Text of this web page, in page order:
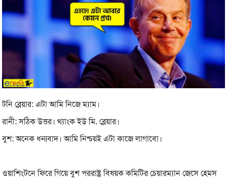
টনি ব্লেয়ার: এটা আমি নিজে ম্যাম।
রানী: সঠিক উত্তর। থ্যাংক ইউ মি. ব্লেয়ার।
বুশ: অনেক ধন্যবাদ। আমি নিশ্চয়ই এটা কাজে লাগাবো।
ওয়াশিংটনে ফিরে গিয়ে বুশ পররাষ্ট্র বিষয়ক কমিটির চেয়ারম্যান জেসে হেমস